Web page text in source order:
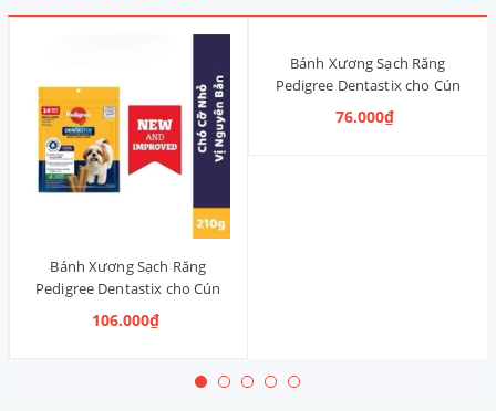
Bánh Xương Sạch Răng
Pedigree Dentastix cho Cún
vừa 210g (14 Thanh, Vị Truyền
Thống)
106.000₫
Bánh Xương Sạch Răng
Pedigree Dentastix cho Cún
nhỏ 120g (14 Thanh, Vị Truyền
Thống)
76.000₫